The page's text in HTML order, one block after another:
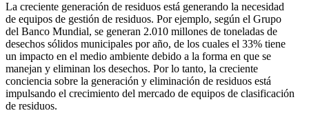
La creciente generación de residuos está generando la necesidad
de equipos de gestión de residuos. Por ejemplo, según el Grupo
del Banco Mundial, se generan 2.010 millones de toneladas de
desechos sólidos municipales por año, de los cuales el 33% tiene
un impacto en el medio ambiente debido a la forma en que se
manejan y eliminan los desechos. Por lo tanto, la creciente
conciencia sobre la generación y eliminación de residuos está
impulsando el crecimiento del mercado de equipos de clasificación
de residuos.